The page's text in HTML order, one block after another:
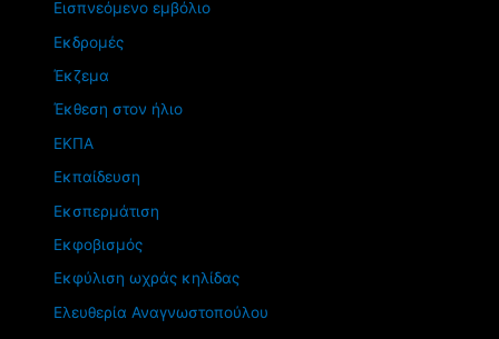
Εισπνεόμενο εμβόλιο
Εκδρομές
Έκζεμα
Έκθεση στον ήλιο
ΕΚΠΑ
Εκπαίδευση
Εκσπερμάτιση
Εκφοβισμός
Εκφύλιση ωχράς κηλίδας
Ελευθερία Αναγνωστοπούλου